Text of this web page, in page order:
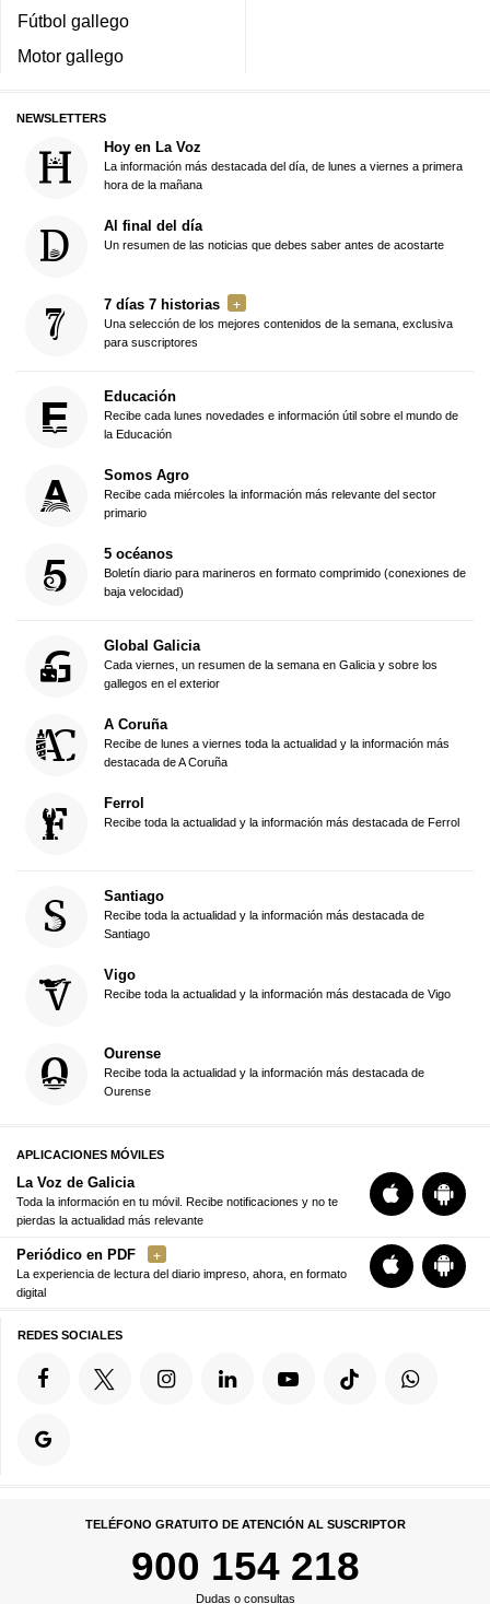
Fútbol gallego
Motor gallego
NEWSLETTERS
Hoy en La Voz
La información más destacada del día, de lunes a viernes a primera
hora de la mañana
Al final del día
Un resumen de las noticias que debes saber antes de acostarte
7 días 7 historias
Una selección de los mejores contenidos de la semana, exclusiva
para suscriptores
Educación
Recibe cada lunes novedades e información útil sobre el mundo de
la Educación
Somos Agro
Recibe cada miércoles la información más relevante del sector
primario
5 océanos
Boletín diario para marineros en formato comprimido (conexiones de
baja velocidad)
Global Galicia
Cada viernes, un resumen de la semana en Galicia y sobre los
gallegos en el exterior
A Coruña
Recibe de lunes a viernes toda la actualidad y la información más
destacada de A Coruña
Ferrol
Recibe toda la actualidad y la información más destacada de Ferrol
Santiago
Recibe toda la actualidad y la información más destacada de
Santiago
Vigo
Recibe toda la actualidad y la información más destacada de Vigo
Ourense
Recibe toda la actualidad y la información más destacada de
Ourense
APLICACIONES MÓVILES
La Voz de Galicia
Toda la información en tu móvil. Recibe notificaciones y no te
pierdas la actualidad más relevante
Periódico en PDF
La experiencia de lectura del diario impreso, ahora, en formato
digital
REDES SOCIALES
TELÉFONO GRATUITO DE ATENCIÓN AL SUSCRIPTOR
900 154 218
Dudas o consultas